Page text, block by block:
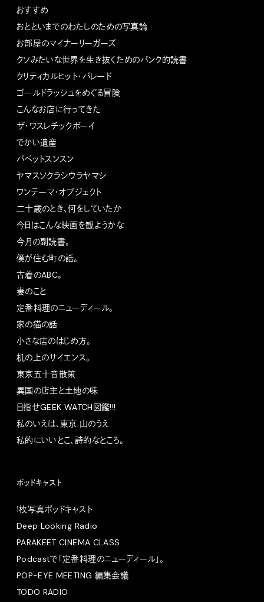
おすすめ
おとといまでのわたしのための写真論
お部屋のマイナーリーガーズ
クソみたいな世界を生き抜くためのパンク的読書
クリティカルヒット・パレード
ゴールドラッシュをめぐる冒険
こんなお店に行ってきた
ザ・ワスレチックボーイ
でかい遺産
パペットスンスン
ヤマスソクラシウラヤマシ
ワンテーマ・オブジェクト
二十歳のとき、何をしていたか
今日はこんな映画を観ようかな
今月の副読書。
僕が住む町の話。
古着のABC。
妻のこと
定番料理のニューディール。
家の猫の話
小さな店のはじめ方。
机の上のサイエンス。
東京五十音散策
異国の店主と土地の味
目指せGEEK WATCH図鑑!!!
私のいえは、東京 山のうえ
私的にいいとこ、詩的なところ。
ポッドキャスト
1枚写真ポッドキャスト
Deep Looking Radio
PARAKEET CINEMA CLASS
Podcastで「定番料理のニューディール」。
POP-EYE MEETING 編集会議
TODO RADIO